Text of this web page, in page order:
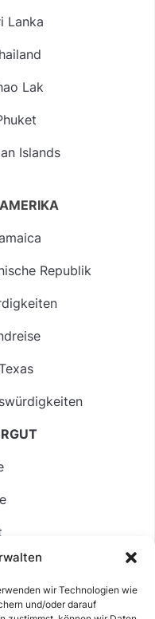
wir Technologien wie
und/oder darauf
Lanka
Lak
Islands
Republik